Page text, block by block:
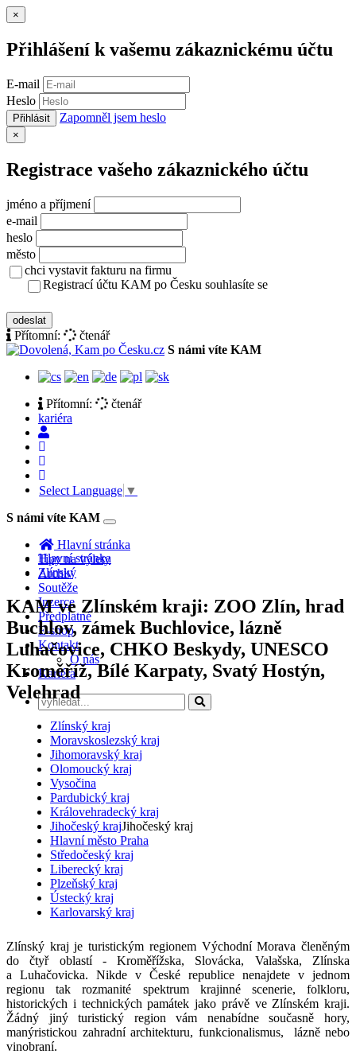
×
Přihlášení k vašemu zákaznickému účtu
E-mail
Heslo
Přihlásit Zapomněl jsem heslo
×
Registrace vašeho zákaznického účtu
jméno a příjmení
e-mail
heslo
město
chci vystavit fakturu na firmu
Registrací účtu KAM po Česku souhlasíte se
odeslat
Přítomní:
čtenář
S námi víte KAM
Přítomní:
čtenář
kariéra
Select Language ▼
S námi víte KAM
Toggle
navigation
Hlavní stránka
Tipy na výlety
Archiv
Soutěže
Inzerce
Předplatné
E-shop
Kontakt
O nás
Kariéra
Hlavní stránka
Zlínský
KAM ve Zlínském kraji: ZOO Zlín, hrad
Buchlov, zámek Buchlovice, lázně
Luhačovice, CHKO Beskydy, UNESCO
Kroměříž, Bílé Karpaty, Svatý Hostýn,
Velehrad
Zlínský kraj
Moravskoslezský kraj
Jihomoravský kraj
Olomoucký kraj
Vysočina
Pardubický kraj
Královehradecký kraj
Jihočeský krajJihočeský kraj
Hlavní město Praha
Středočeský kraj
Liberecký kraj
Plzeňský kraj
Ústecký kraj
Karlovarský kraj
Zlínský kraj je turistickým regionem Východní Morava členěným
do čtyř oblastí - Kroměřížska, Slovácka, Valašska, Zlínska
a Luhačovicka. Nikde v České republice nenajdete v jednom
regionu tak rozmanité spektrum krajinné scenerie, folkloru,
historických i technických památek jako právě ve Zlínském kraji.
Žádný jiný turistický region vám nenabídne současně hory,
manýristickou zahradní architekturu, funkcionalismus, lázně nebo
vinobraní.